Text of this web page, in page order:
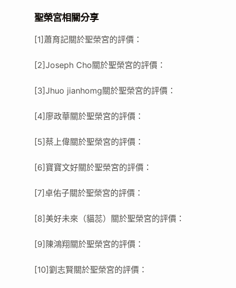
聖榮宮相關分享
[1]蕭育記關於聖榮宮的評價：
[2]Joseph Cho關於聖榮宮的評價：
[3]Jhuo jianhomg關於聖榮宮的評價：
[4]廖政華關於聖榮宮的評價：
[5]蔡上偉關於聖榮宮的評價：
[6]寶寶文好關於聖榮宮的評價：
[7]卓佑子關於聖榮宮的評價：
[8]美好未來（貓蕊）關於聖榮宮的評價：
[9]陳鴻翔關於聖榮宮的評價：
[10]劉志賢關於聖榮宮的評價：